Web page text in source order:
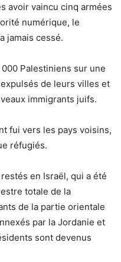
avoir vaincu cinq armées
numérique, le
jamais cessé.
Palestiniens sur une
de leurs villes et
immigrants juifs.
fui vers les pays voisins,
réfugiés.
en Israël, qui a été
totale de la
de la partie orientale
par la Jordanie et
sont devenus